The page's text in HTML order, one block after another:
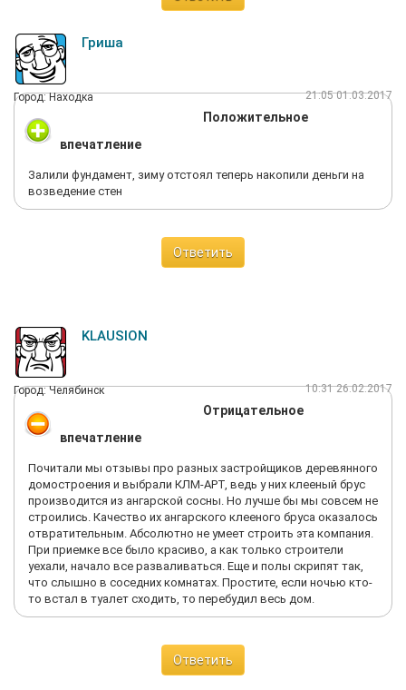
Гриша
Город: Находка 21:05 01.03.2017
Положительное
впечатление
Залили фундамент, зиму отстоял теперь накопили деньги на
возведение стен
Ответить
KLAUSION
Город: Челябинск 10:31 26.02.2017
Отрицательное
впечатление
Почитали мы отзывы про разных застройщиков деревянного
домостроения и выбрали КЛМ-АРТ, ведь у них клееный брус
производится из ангарской сосны. Но лучше бы мы совсем не
строились. Качество их ангарского клееного бруса оказалось
отвратительным. Абсолютно не умеет строить эта компания.
При приемке все было красиво, а как только строители
уехали, начало все разваливаться. Еще и полы скрипят так,
что слышно в соседних комнатах. Простите, если ночью кто-
то встал в туалет сходить, то перебудил весь дом.
Ответить